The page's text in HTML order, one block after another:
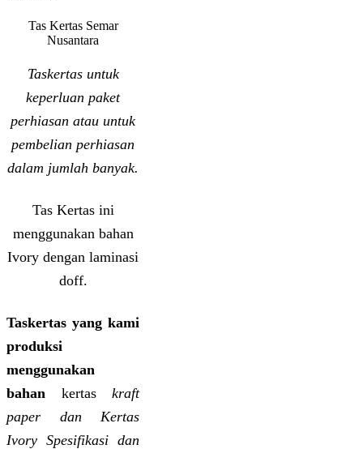
Tas Kertas Semar
Nusantara
Taskertas untuk
keperluan paket
perhiasan atau untuk
pembelian perhiasan
dalam jumlah banyak.
Tas Kertas ini
menggunakan bahan
Ivory dengan laminasi
doff.
Taskertas yang kami
produksi
menggunakan
bahan kertaskraft
paper dan Kertas
Ivory Spesifikasi dan